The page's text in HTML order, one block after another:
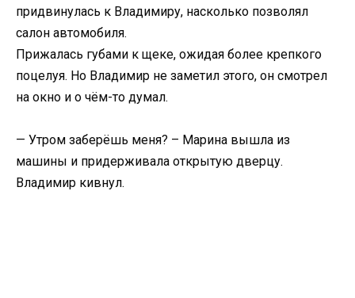
придвинулась к Владимиру, насколько позволял
салон автомобиля.
Прижалась губами к щеке, ожидая более крепкого
поцелуя. Но Владимир не заметил этого, он смотрел
на окно и о чём-то думал.
— Утром заберёшь меня? – Марина вышла из
машины и придерживала открытую дверцу.
Владимир кивнул.